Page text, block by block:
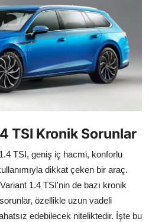
TSI Kronik Sorunlar
TSI, geniş iç hacmi, konforlu
dikkat çeken bir araç.
1.4 TSI'nin de bazı kronik
özellikle uzun vadeli
edebilecek niteliktedir. İşte bu